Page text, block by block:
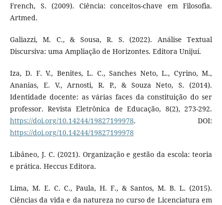
French, S. (2009). Ciência: conceitos-chave em Filosofia.
Artmed.
Galiazzi, M. C., & Sousa, R. S. (2022). Análise Textual
Discursiva: uma Ampliação de Horizontes. Editora Unijuí.
Iza, D. F. V., Benites, L. C., Sanches Neto, L., Cyrino, M.,
Ananias, E. V., Arnosti, R. P., & Souza Neto, S. (2014).
Identidade docente: as várias faces da constituição do ser
professor. Revista Eletrônica de Educação, 8(2), 273-292.
https://doi.org/10.14244/19827199978. DOI:
https://doi.org/10.14244/19827199978
Libâneo, J. C. (2021). Organização e gestão da escola: teoria
e prática. Heccus Editora.
Lima, M. E. C. C., Paula, H. F., & Santos, M. B. L. (2015).
Ciências da vida e da natureza no curso de Licenciatura em